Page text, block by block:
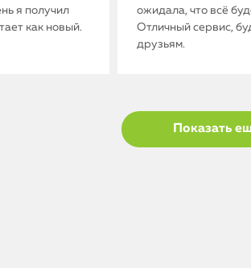
я получил
как новый.
ожидала, что всё
Отличный сервис,
друзьям.
Показать